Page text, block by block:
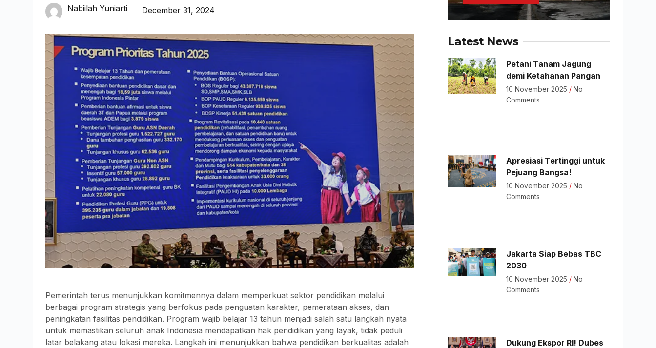
Nabiilah Yuniarti December 31, 2024
Pemerintah terus menunjukkan komitmennya dalam memperkuat sektor pendidikan melalui
berbagai program strategis yang berfokus pada penguatan karakter, pemerataan akses, dan
peningkatan fasilitas pendidikan. Program wajib belajar 13 tahun menjadi salah satu langkah nyata
untuk memastikan seluruh anak Indonesia mendapatkan hak pendidikan yang layak, tidak peduli
latar belakang atau lokasi mereka. Langkah ini menunjukkan bahwa pendidikan berkualitas adalah
Latest News
Petani Tanam Jagung
demi Ketahanan Pangan
10 November 2025
No
Comments
Apresiasi Tertinggi untuk
Pejuang Bangsa!
10 November 2025
No
Comments
Jakarta Siap Bebas TBC
2030
10 November 2025
No
Comments
Dukung Ekspor RI! Dubes